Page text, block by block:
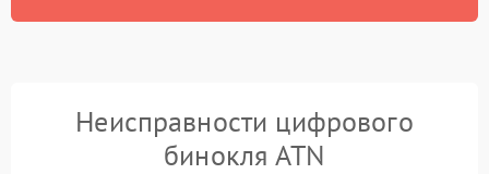
Неисправности цифрового
бинокля ATN